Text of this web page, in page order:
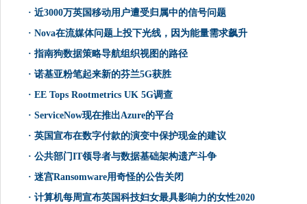
· 近3000万英国移动用户遭受归属中的信号问题
· Nova在流媒体问题上投下光线，因为能量需求飙升
· 指南狗数据策略导航组织视图的路径
· 诺基亚粉笔起来新的芬兰5G获胜
· EE Tops Rootmetrics UK 5G调查
· ServiceNow现在推出Azure的平台
· 英国宣布在数字付款的演变中保护现金的建议
· 公共部门IT领导者与数据基础架构遗产斗争
· 迷宫Ransomware用奇怪的公告关闭
· 计算机每周宣布英国科技妇女最具影响力的女性2020